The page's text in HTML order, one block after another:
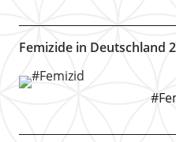
Femizide in Deutschland